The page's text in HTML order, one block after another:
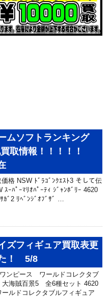
ムソフトランキング
取情報！！！！！
格 NSW ﾄﾞﾗｺﾞﾝｸｴｽﾄ3 そして伝
ｽｰﾊﾟｰﾏﾘｵﾊﾟｰﾃｨ ｼﾞｬﾝﾎﾞﾘｰ 4620
ｶﾞ2 ﾘﾍﾞﾝｼﾞｵﾌﾞｻﾞ …
ズフィギュア買取表更
！ 5/8
ンピース ワールドコレクタブ
海賊百景5 全6種セット 4620
ルドコレクタブルフィギュア